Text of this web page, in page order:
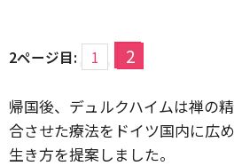
2ページ目: 1 2
帰国後、デュルクハイムは禅の
合させた療法をドイツ国内に広
生き方を提案しました。